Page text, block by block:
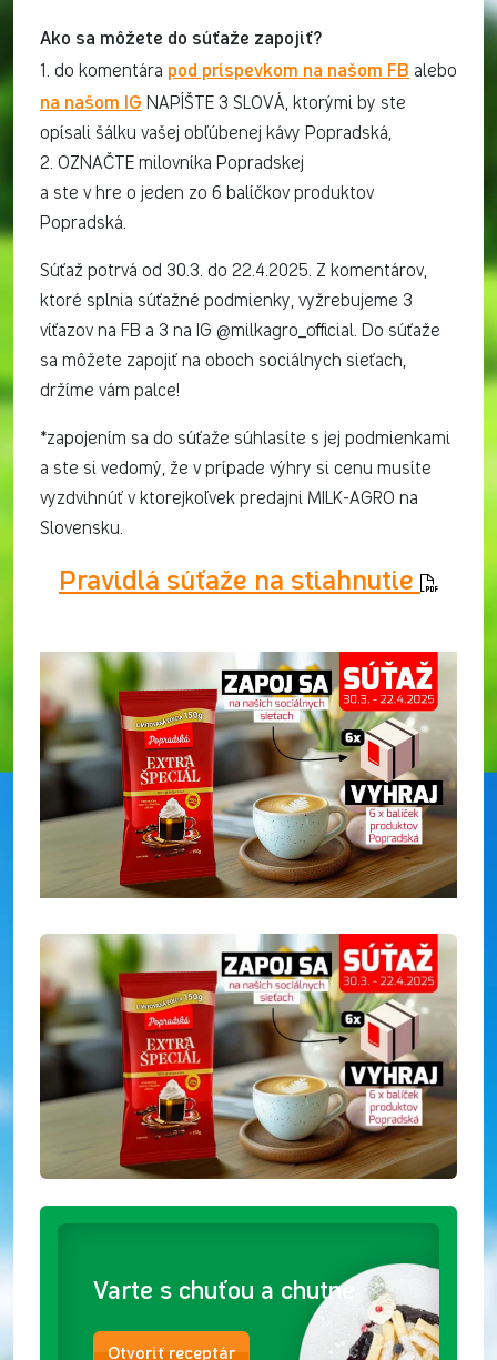
Ako sa môžete do súťaže zapojiť?
1. do komentára pod príspevkom na našom FB alebo
na našom IG NAPÍŠTE 3 SLOVÁ, ktorými by ste
opísali šálku vašej obľúbenej kávy Popradská,
2. OZNAČTE milovníka Popradskej
a ste v hre o jeden zo 6 balíčkov produktov
Popradská.
Súťaž potrvá od 30.3. do 22.4.2025. Z komentárov,
ktoré splnia súťažné podmienky, vyžrebujeme 3
víťazov na FB a 3 na IG @milkagro_official. Do súťaže
sa môžete zapojiť na oboch sociálnych sieťach,
držíme vám palce!
*zapojením sa do súťaže súhlasíte s jej podmienkami
a ste si vedomý, že v prípade výhry si cenu musíte
vyzdvihnúť v ktorejkoľvek predajni MILK-AGRO na
Slovensku.
Pravidlá súťaže na stiahnutie
Varte s chuťou a chutne
Otvoriť receptár